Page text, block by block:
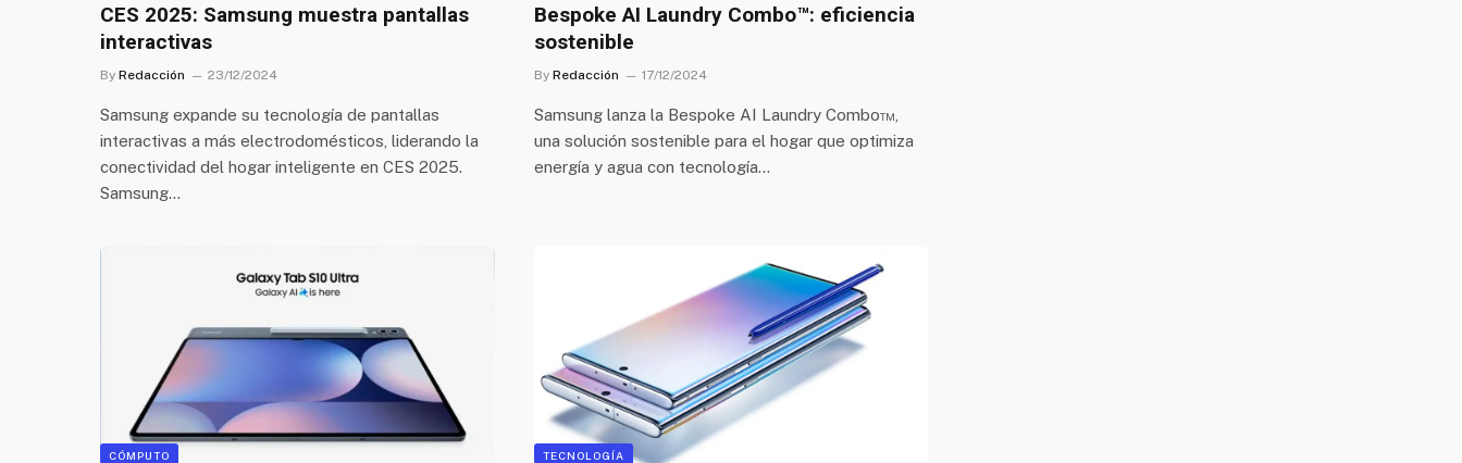
CES 2025: Samsung muestra pantallas
interactivas
By Redacción 23/12/2024
Samsung expande su tecnología de pantallas
interactivas a más electrodomésticos, liderando la
conectividad del hogar inteligente en CES 2025.
Samsung…
Bespoke AI Laundry Combo™: eficiencia
sostenible
By Redacción 17/12/2024
Samsung lanza la Bespoke AI Laundry Combo™,
una solución sostenible para el hogar que optimiza
energía y agua con tecnología…
CÓMPUTO TECNOLOGÍA